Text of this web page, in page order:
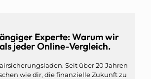
Experte: Warum wir
jeder Online-Vergleich.
Seit über 20 Jahren
wie dir, die finanzielle Zukunft zu